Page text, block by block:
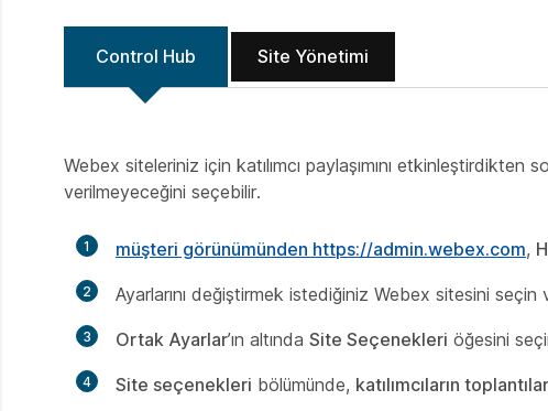
Control Hub Site Yönetimi
Webex siteleriniz için katılımcı paylaşımını etkinleştirdikten
verilmeyeceğini seçebilir.
1 müşteri görünümünden https:/​/​admin.webex.com,
2 Ayarlarını değiştirmek istediğiniz Webex sitesini seçin
3 Ortak Ayarlar’ın altında Site Seçenekleri öğesini
4 Site seçenekleri bölümünde, katılımcıların